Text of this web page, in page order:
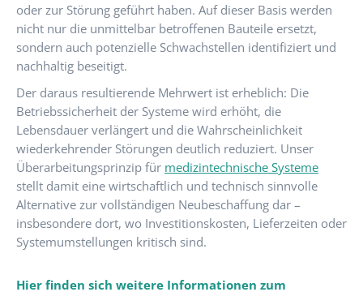
oder zur Störung geführt haben. Auf dieser Basis werden
nicht nur die unmittelbar betroffenen Bauteile ersetzt,
sondern auch potenzielle Schwachstellen identifiziert und
nachhaltig beseitigt.
Der daraus resultierende Mehrwert ist erheblich: Die
Betriebssicherheit der Systeme wird erhöht, die
Lebensdauer verlängert und die Wahrscheinlichkeit
wiederkehrender Störungen deutlich reduziert. Unser
Überarbeitungsprinzip für medizintechnische Systeme
stellt damit eine wirtschaftlich und technisch sinnvolle
Alternative zur vollständigen Neubeschaffung dar –
insbesondere dort, wo Investitionskosten, Lieferzeiten oder
Systemumstellungen kritisch sind.
Hier finden sich weitere Informationen zum